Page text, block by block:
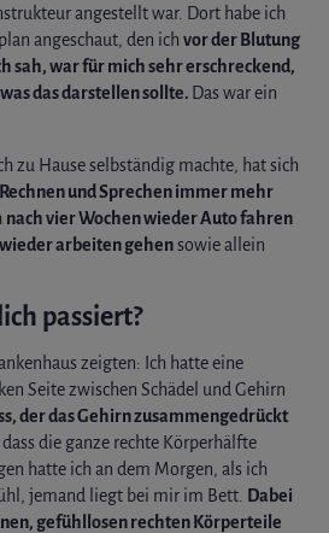
angestellt war. Dort habe ich
angeschaut, den ich vor der Blutung
sah, war für mich sehr erschreckend,
das darstellen sollte. Das war ein
zu Hause selbständig machte, hat sich
und Sprechen immer mehr
nach vier Wochen wieder Auto fahren
wieder arbeiten ​​gehensowie allein
passiert?
zeigten: Ich hatte eine
Seite zwischen Schädel und Gehirn
der das Gehirn zusammengedrückt
die ganze rechte Körperhälfte
hatte ich an dem Morgen, als ich
jemand liegt bei mir im Bett.
Dabei
gefühllosen rechten Körperteile